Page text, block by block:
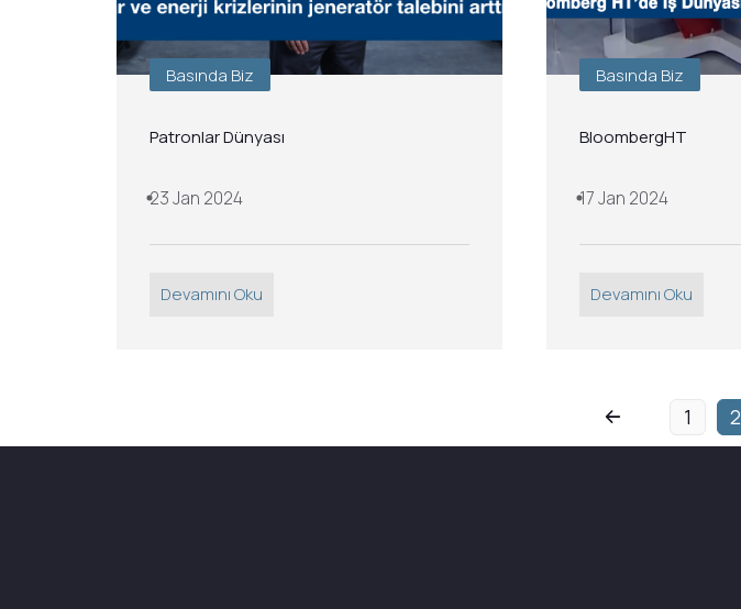
Basında Biz
Patronlar Dünyası
23 Jan 2024
Devamını Oku
Basında Biz
BloombergHT
17 Jan 2024
Devamını Oku
1 2